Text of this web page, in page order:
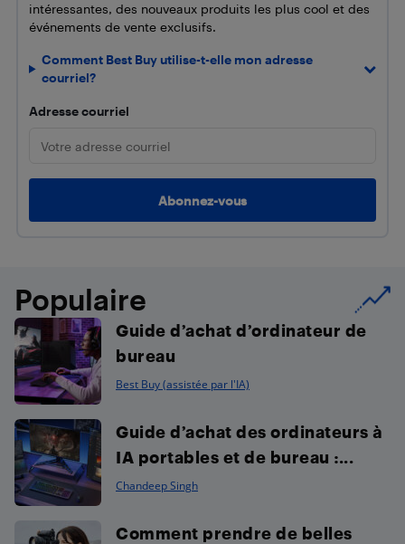
intéressantes, des nouveaux produits les plus cool et des
événements de vente exclusifs.
Comment Best Buy utilise-t-elle mon adresse
courriel?
Adresse courriel
Populaire
Guide d’achat d’ordinateur de
bureau
Best Buy (assistée par l'IA)
Guide d’achat des ordinateurs à
IA portables et de bureau :...
Chandeep Singh
Comment prendre de belles